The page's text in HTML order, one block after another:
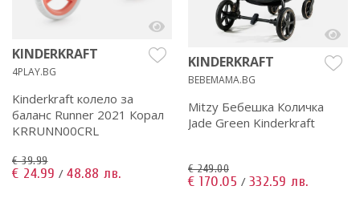
KINDERKRAFT
4PLAY.BG
Kinderkraft колело за
баланс Runner 2021 Корал
KRRUNN00CRL
€ 39.99
€ 24.99 / 48.88 лв.
KINDERKRAFT
BEBEMAMA.BG
Mitzy Бебешка Количка
Jade Green Kinderkraft
€ 249.00
€ 170.05 / 332.59 лв.